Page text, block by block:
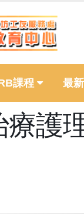
課程 最
療護